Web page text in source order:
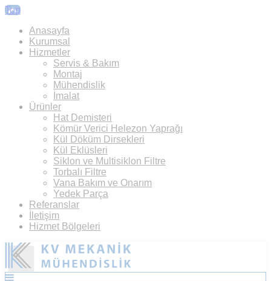
Top
Anasayfa
Kurumsal
Hizmetler
Servis & Bakım
Montaj
Mühendislik
İmalat
Ürünler
Hat Demisteri
Kömür Verici Helezon Yaprağı
Kül Döküm Dirsekleri
Kül Eklüsleri
Siklon ve Multisiklon Filtre
Torbalı Filtre
Vana Bakım ve Onarım
Yedek Parça
Referanslar
İletişim
Hizmet Bölgeleri